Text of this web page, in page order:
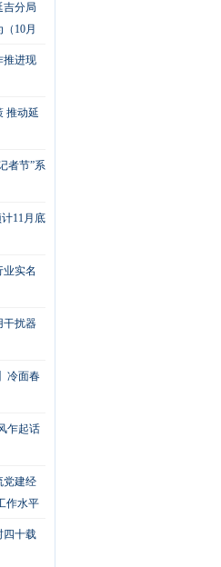
吉分局
10月
推进现
推动延
者节”系
11月底
实名
干扰器
冷面春
乍起话
党建经
作水平
四十载